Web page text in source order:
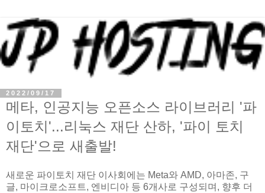
2022/09/17
메타, 인공지능 오픈소스 라이브러리 '파
이토치'...리눅스 재단 산하, '파이 토치
재단'으로 새출발!
새로운 파이토치 재단 이사회에는 Meta와 AMD, 아마존, 구
글, 마이크로소프트, 엔비디아 등 6개사로 구성되며, 향후 더